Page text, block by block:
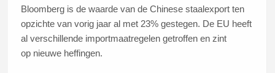
Bloomberg is de waarde van de Chinese staalexport ten
opzichte van vorig jaar al met 23% gestegen. De EU heeft
al verschillende importmaatregelen getroffen en zint
op nieuwe heffingen.